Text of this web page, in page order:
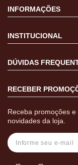
INFORMAÇÕES
INSTITUCIONAL
DÚVIDAS
RECEBER
Receba promoções
novidades da loja.